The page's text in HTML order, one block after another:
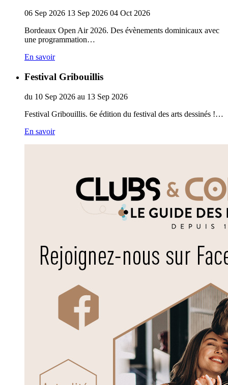
06 Sep 2026 13 Sep 2026 04 Oct 2026
Bordeaux Open Air 2026. Des évènements dominicaux avec
une programmation…
En savoir
Festival Gribouillis
du 10 Sep 2026 au 13 Sep 2026
Festival Gribouillis. 6e édition du festival des arts dessinés !…
En savoir